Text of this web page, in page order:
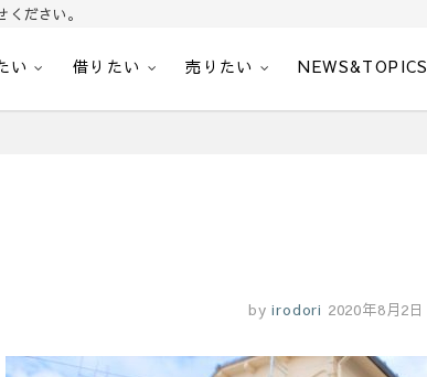
ださい。
い 借りたい 売りたい NEWS&TOPICS
by irodori 2020年8月2日